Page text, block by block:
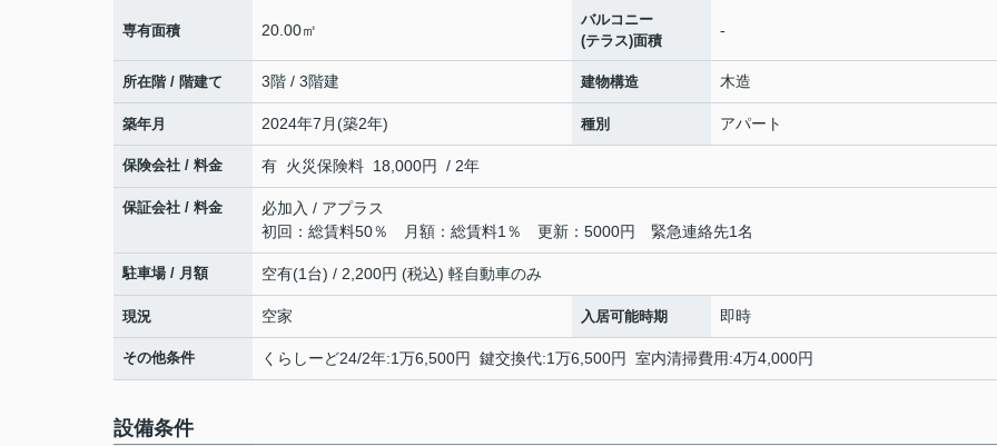
専有面積 20.00㎡
バルコニー
(テラス)面積
-
所在階 / 階建て 3階 / 3階建 建物構造 木造
築年月 2024年7月(築2年) 種別 アパート
保険会社 / 料金 有 火災保険料 18,000円 / 2年
保証会社 / 料金
必加入 / アプラス
初回：総賃料50％ 月額：総賃料1％ 更新：5000円 緊急連絡先1名
駐車場 / 月額 空有(1台) / 2,200円 (税込) 軽自動車のみ
現況 空家 入居可能時期 即時
その他条件 くらしーど24/2年:1万6,500円 鍵交換代:1万6,500円 室内清掃費用:4万4,000円
設備条件